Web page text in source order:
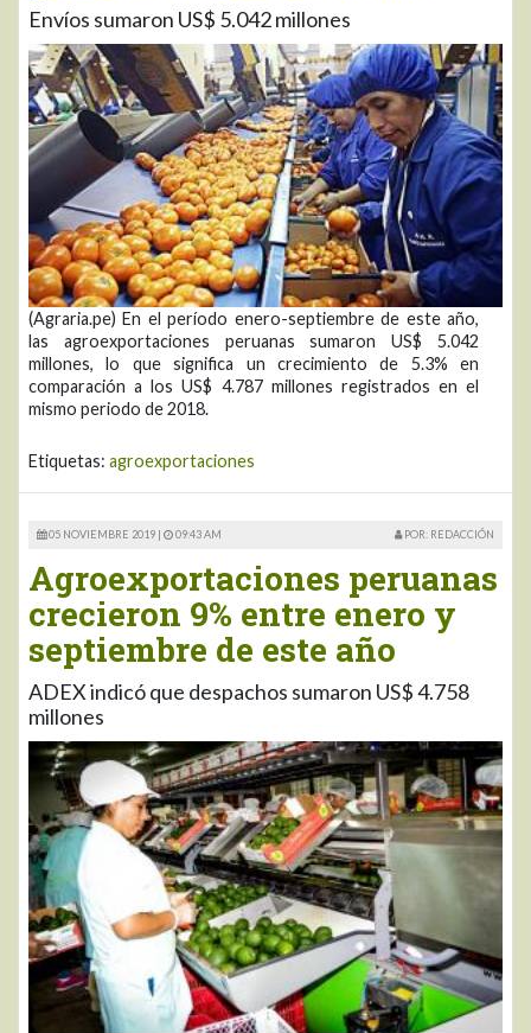
Envíos sumaron US$ 5.042 millones
(Agraria.pe) En el período enero-septiembre de este año,
las agroexportaciones peruanas sumaron US$ 5.042
millones, lo que significa un crecimiento de 5.3% en
comparación a los US$ 4.787 millones registrados en el
mismo periodo de 2018.
Etiquetas: agroexportaciones
05 NOVIEMBRE 2019 | 09:43 AM POR: REDACCIÓN
Agroexportaciones peruanas
crecieron 9% entre enero y
septiembre de este año
ADEX indicó que despachos sumaron US$ 4.758
millones